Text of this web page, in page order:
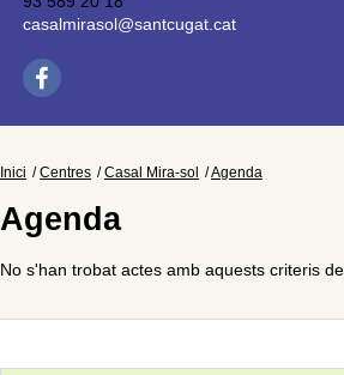
casalmirasol@santcugat.cat
Inici Centres Casal Mira-sol Agenda
Agenda
No s'han trobat actes amb aquests criteris